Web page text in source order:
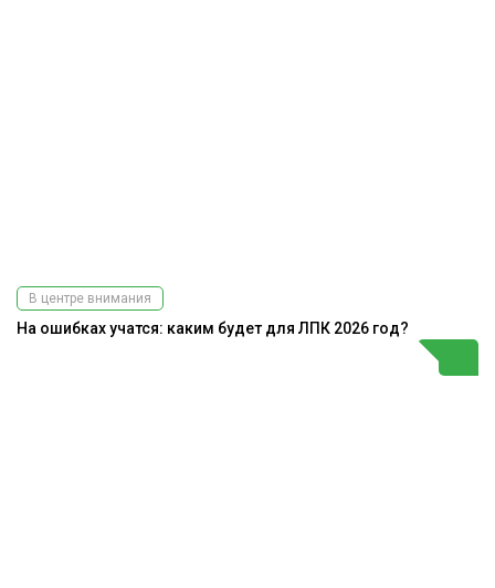
В центре внимания
На ошибках учатся: каким будет для ЛПК 2026 год?